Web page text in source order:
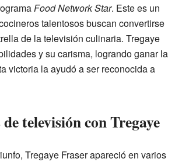
Food Network Star. Este es un
talentosos buscan convertirse
de la televisión culinaria. Tregaye
y su carisma, logrando ganar la
victoria la ayudó a ser reconocida a
televisión con Tregaye
Tregaye Fraser apareció en varios